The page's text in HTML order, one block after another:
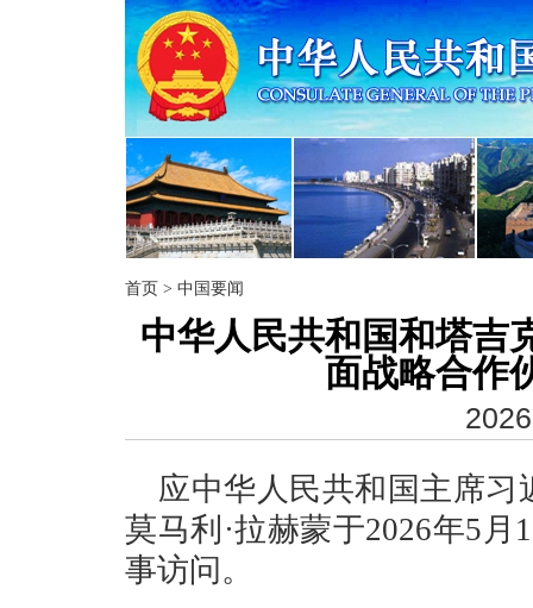
首页 > 中国要闻
中华人民共和国和塔吉
面战略合作
应中华人民共和国主席
莫马利·拉赫蒙于2026年5
事访问。